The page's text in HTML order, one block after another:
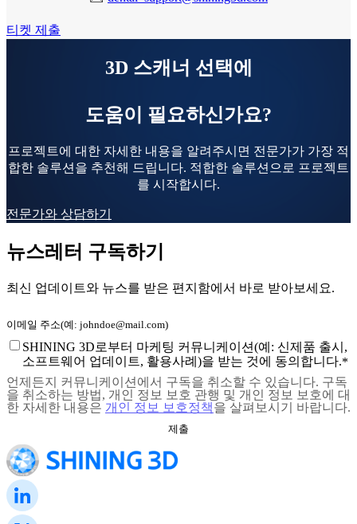
티켓 제출
3D 스캐너 선택에
도움이 필요하신가요?
프로젝트에 대한 자세한 내용을 알려주시면 전문가가 가장 적
합한 솔루션을 추천해 드립니다. 적합한 솔루션으로 프로젝트
를 시작합시다.
전문가와 상담하기
뉴스레터 구독하기
최신 업데이트와 뉴스를 받은 편지함에서 바로 받아보세요.
SHINING 3D로부터 마케팅 커뮤니케이션(예: 신제품 출시,
소프트웨어 업데이트, 활용사례)을 받는 것에 동의합니다.*
언제든지 커뮤니케이션에서 구독을 취소할 수 있습니다. 구독
을 취소하는 방법, 개인 정보 보호 관행 및 개인 정보 보호에 대
한 자세한 내용은 개인 정보 보호정책을 살펴보시기 바랍니다.